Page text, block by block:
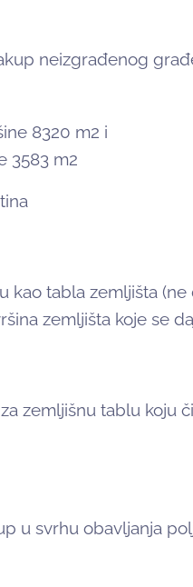
neizgrađenog
8320 m2 i
3583 m2
kao tabla zemljišta (ne
zemljišta koje se
zemljišnu tablu koju
u svrhu obavljanja